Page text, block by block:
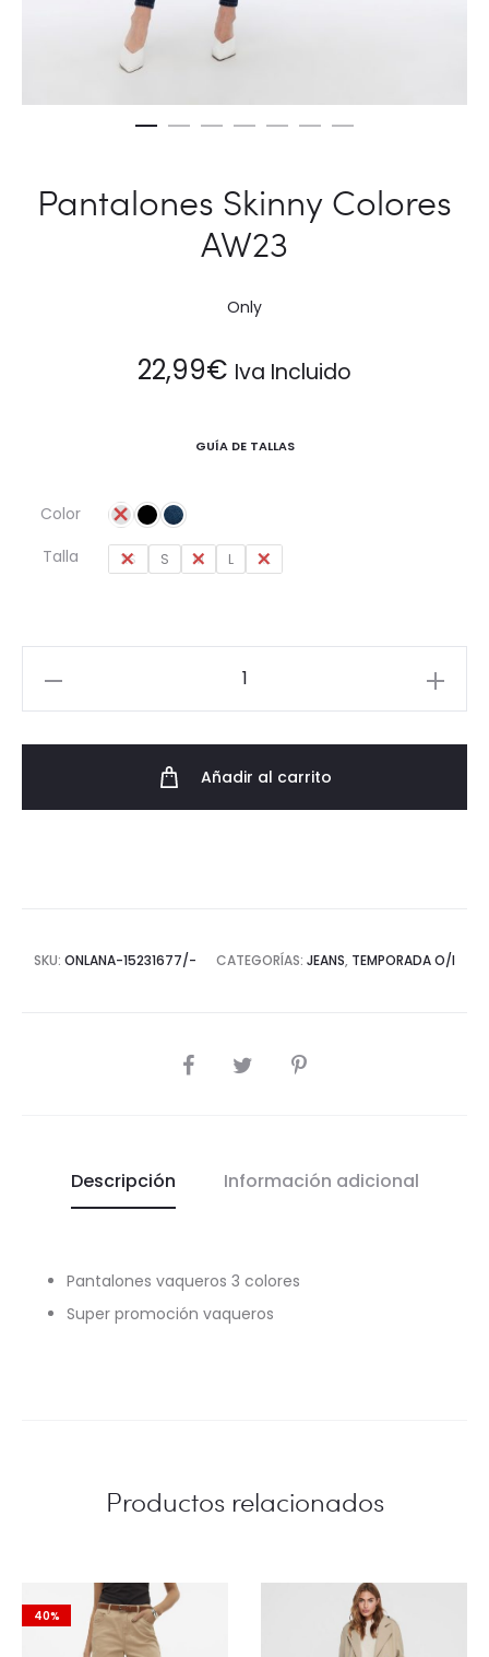
Pantalones Skinny Colores
AW23
Only
22,99€ Iva Incluido
GUÍA DE TALLAS
Color
Talla
XS S M L XL
Añadir al carrito
SKU: ONLANA-15231677/- CATEGORÍAS: JEANS, TEMPORADA O/I
COMPARTIR
Descripción Información adicional
Pantalones vaqueros 3 colores
Super promoción vaqueros
Productos relacionados
40%